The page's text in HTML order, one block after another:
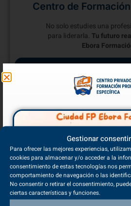
Gestionar
Para ofrecer las mejores experiencias,
cookies para almacenar y/o acceder a la
consentimiento de estas tecnologías nos
comportamiento de navegación o las
No consentir o retirar el consentimiento,
ciertas características y funciones.
Centro de
No solo estudies una
para liderarla. Tu futuro
Ebora
Estudiar Técnico
Educación
Modalidad
Modalidad a